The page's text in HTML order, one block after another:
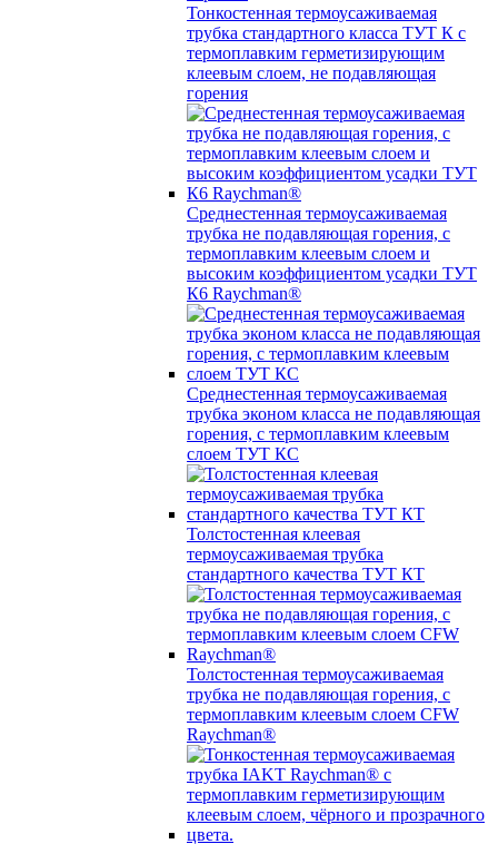
Тонкостенная термоусаживаемая
трубка стандартного класса ТУТ К с
термоплавким герметизирующим
клеевым слоем, не подавляющая
горения
Среднестенная термоусаживаемая
трубка не подавляющая горения, с
термоплавким клеевым слоем и
высоким коэффициентом усадки ТУТ
К6 Raychman®
Среднестенная термоусаживаемая
трубка эконом класса не подавляющая
горения, с термоплавким клеевым
слоем ТУТ КС
Толстостенная клеевая
термоусаживаемая трубка
стандартного качества ТУТ КТ
Толстостенная термоусаживаемая
трубка не подавляющая горения, с
термоплавким клеевым слоем CFW
Raychman®